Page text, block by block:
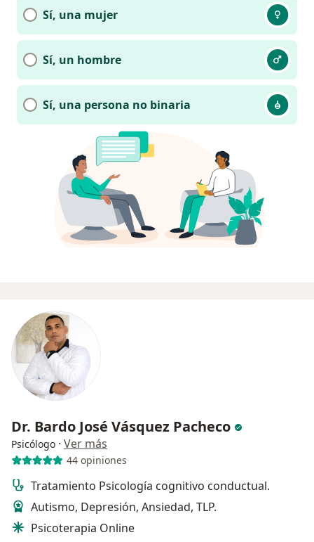
Sí, una mujer
Sí, un hombre
Sí, una persona no binaria
Dr. Bardo José Vásquez Pacheco
Psicólogo · Ver más
44 opiniones
Tratamiento Psicología cognitivo conductual.
Autismo, Depresión, Ansiedad, TLP.
Psicoterapia Online